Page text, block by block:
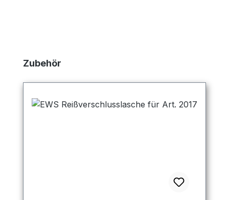
Produktgalerie überspringen
Zubehör